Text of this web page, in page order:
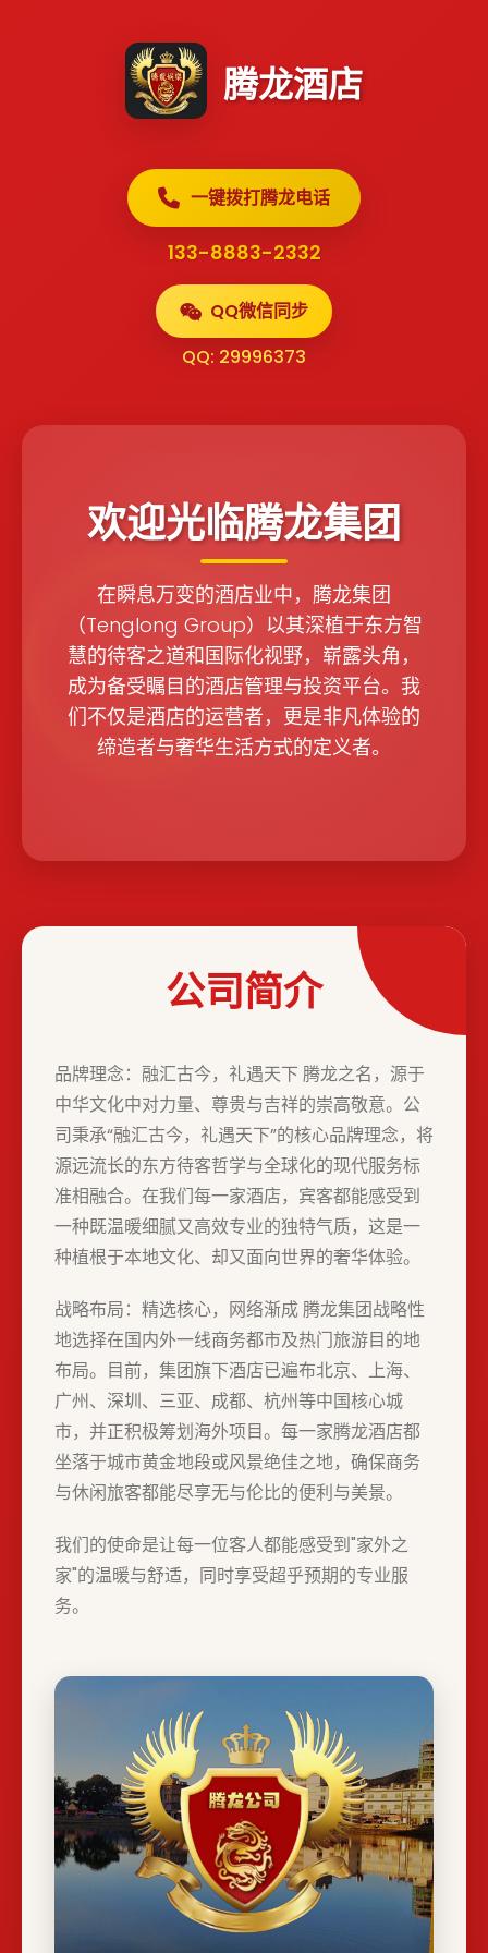
腾龙酒店
一键拨打腾龙电话
133-8883-2332
QQ微信同步
QQ: 29996373
欢迎光临腾龙集团
在瞬息万变的酒店业中，腾龙集团
（Tenglong Group）以其深植于东方智
慧的待客之道和国际化视野，崭露头角，
成为备受瞩目的酒店管理与投资平台。我
们不仅是酒店的运营者，更是非凡体验的
缔造者与奢华生活方式的定义者。
公司简介
品牌理念：融汇古今，礼遇天下 腾龙之名，源于
中华文化中对力量、尊贵与吉祥的崇高敬意。公
司秉承“融汇古今，礼遇天下”的核心品牌理念，将
源远流长的东方待客哲学与全球化的现代服务标
准相融合。在我们每一家酒店，宾客都能感受到
一种既温暖细腻又高效专业的独特气质，这是一
种植根于本地文化、却又面向世界的奢华体验。
战略布局：精选核心，网络渐成 腾龙集团战略性
地选择在国内外一线商务都市及热门旅游目的地
布局。目前，集团旗下酒店已遍布北京、上海、
广州、深圳、三亚、成都、杭州等中国核心城
市，并正积极筹划海外项目。每一家腾龙酒店都
坐落于城市黄金地段或风景绝佳之地，确保商务
与休闲旅客都能尽享无与伦比的便利与美景。
我们的使命是让每一位客人都能感受到"家外之
家"的温暖与舒适，同时享受超乎预期的专业服
务。